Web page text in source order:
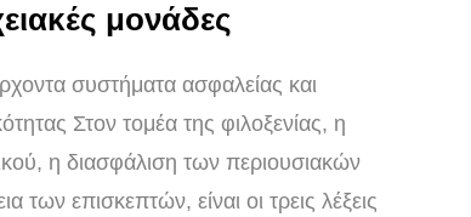
μονάδες
συστήματα ασφαλείας και
Στον τομέα της φιλοξενίας, η
η διασφάλιση των περιουσιακών
των επισκεπτών, είναι οι τρεις λέξεις